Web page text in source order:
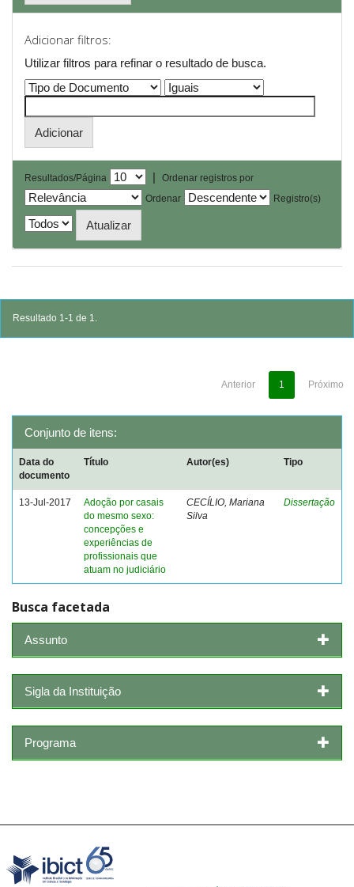
Adicionar filtros:
Utilizar filtros para refinar o resultado de busca.
Resultados/Página |
Ordenar registros por
Ordenar
Registro(s)
Resultado 1-1 de 1.
Anterior 1 Próximo
Conjunto de itens:
Data do
documento
Título Autor(es) Tipo
13-Jul-2017
Adoção por casais
do mesmo sexo:
concepções e
experiências de
profissionais que
atuam no judiciário
CECÍLIO, Mariana
Silva
Dissertação
Busca facetada
Assunto
Sigla da Instituição
Programa